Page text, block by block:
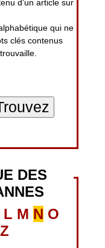
d’un article sur
qui ne
clés contenus
DES
L M N O
Z